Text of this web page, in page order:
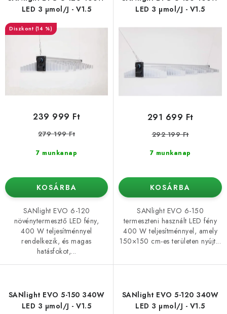
l
i
j
r
e
z
LED 3 µmol/J - V1.5
(14 %)
7 munkanap
239 999 Ft
279 199 Ft
KOSÁRBA
SANlight EVO 6-120
növénytermesztő LED fény,
400 W teljesítménnyel
rendelkezik, és magas
hatásfokot,...
LED 3 µmol/J - V1.5
7 munkanap
291 699 Ft
292 199 Ft
KOSÁRBA
SANlight EVO 6-150
termeszteni használt LED fény
400 W teljesítménnyel, amely
150×150 cm-es területen nyújt...
SANlight EVO 5-150 340W
LED 3 µmol/J - V1.5
SANlight EVO 5-120 340W
LED 3 µmol/J - V1.5